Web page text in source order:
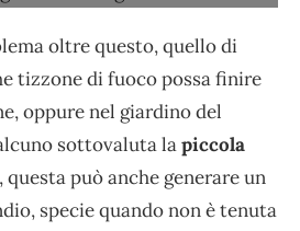
oltre questo, quello di
tizzone di fuoco possa finire
oppure nel giardino del
sottovaluta lapiccola
, questa può anche generare un
specie quando non è tenuta